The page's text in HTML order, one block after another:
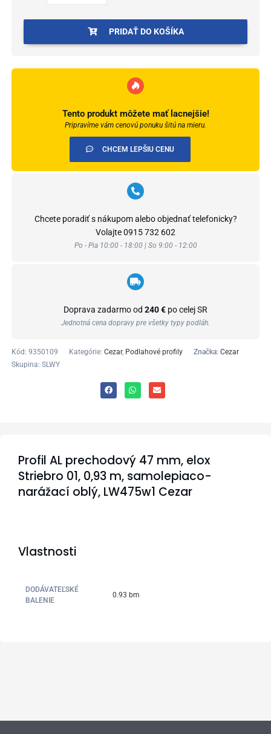
Striebro
0,93
PRIDAŤ DO KOŠÍKA
Tento produkt môžete mať lacnejšie!
Pripravíme vám cenovú ponuku šitú na mieru.
CHCEM LEPŠIU CENU
Chcete poradiť s nákupom alebo objednať telefonicky?
Volajte0915 732 602
Po - Pia 10:00 - 18:00 | So 9:00 - 12:00
Doprava zadarmo od 240 € po celej SR
Jednotná cena dopravy pre všetky typy podláh.
Kód: 9350109 Kategórie: Cezar, Podlahové profily Značka: Cezar
Skupina: SLWY
Profil AL prechodový 47 mm, elox
Striebro 01, 0,93 m, samolepiaco-
narážací oblý, LW475w1 Cezar
Vlastnosti
DODÁVATEĽSKÉ
BALENIE
0.93 bm